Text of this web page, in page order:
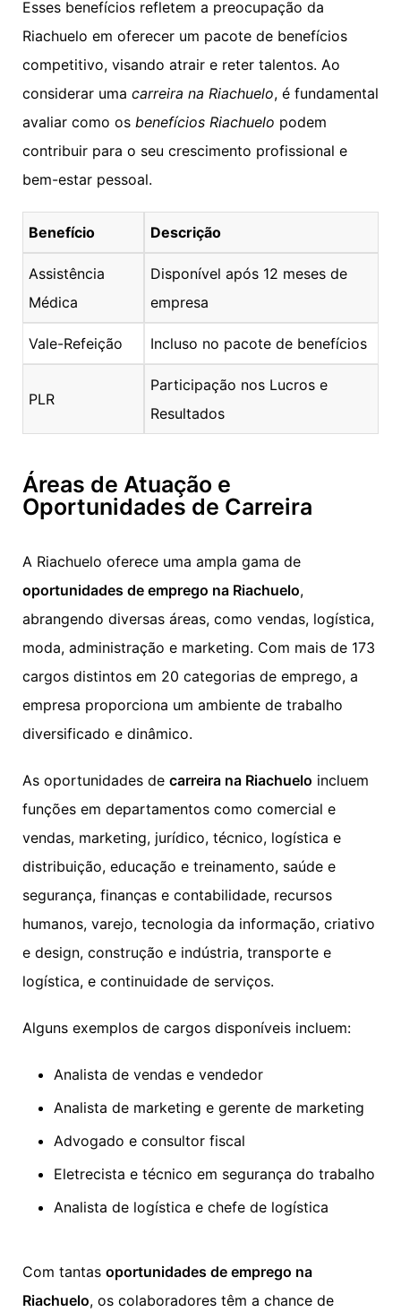
Esses benefícios refletem a preocupação da
Riachuelo em oferecer um pacote de benefícios
competitivo, visando atrair e reter talentos. Ao
considerar uma carreira na Riachuelo, é fundamental
avaliar como os benefícios Riachuelo podem
contribuir para o seu crescimento profissional e
bem-estar pessoal.
Benefício Descrição
Assistência
Médica
Disponível após 12 meses de
empresa
Vale-Refeição Incluso no pacote de benefícios
PLR
Participação nos Lucros e
Resultados
Áreas de Atuação e
Oportunidades de Carreira
A Riachuelo oferece uma ampla gama de
oportunidades de emprego na Riachuelo,
abrangendo diversas áreas, como vendas, logística,
moda, administração e marketing. Com mais de 173
cargos distintos em 20 categorias de emprego, a
empresa proporciona um ambiente de trabalho
diversificado e dinâmico.
As oportunidades de carreira na Riachuelo incluem
funções em departamentos como comercial e
vendas, marketing, jurídico, técnico, logística e
distribuição, educação e treinamento, saúde e
segurança, finanças e contabilidade, recursos
humanos, varejo, tecnologia da informação, criativo
e design, construção e indústria, transporte e
logística, e continuidade de serviços.
Alguns exemplos de cargos disponíveis incluem:
Analista de vendas e vendedor
Analista de marketing e gerente de marketing
Advogado e consultor fiscal
Eletrecista e técnico em segurança do trabalho
Analista de logística e chefe de logística
Com tantas oportunidades de emprego na
Riachuelo, os colaboradores têm a chance de